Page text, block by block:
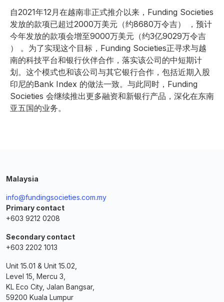
自2021年12月在越南非正式推介以来，Funding Societies
发放的款项已超过2000万美元（约8680万令吉） ，预计
今年发放的款项会增至9000万美元（约3亿9029万令吉
） 。为了实现这个目标，Funding Societies正寻求与越
南的科技平台和银行伙伴合作，落实该公司的中短期计
划。这个模式也和该公司与其它银行合作，包括近期入股
印尼的Bank Index 的做法一致。与此同时，Funding
Societies 会继续推出更多融资和新银行产品，深化在东南
亚五国的业务。
Malaysia
info@fundingsocieties.com.my
Primary contact
+603 9212 0208
Secondary contact
+603 2202 1013
Unit 15.01 & Unit 15.02,
Level 15, Mercu 3,
KL Eco City, Jalan Bangsar,
59200 Kuala Lumpur